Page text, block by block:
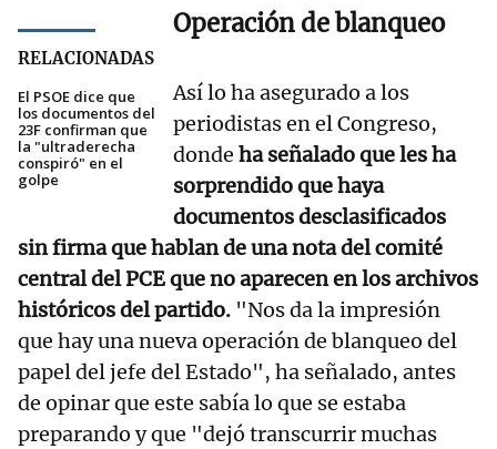
RELACIONADAS
El PSOE dice que
los documentos del
23F confirman que
la "ultraderecha
conspiró" en el
golpe
Operación de blanqueo
Así lo ha asegurado a los
periodistas en el Congreso,
donde ha señalado que les ha
sorprendido que haya
documentos desclasificados
sin firma que hablan de una nota del comité
central del PCE que no aparecen en los archivos
históricos del partido. "Nos da la impresión
que hay una nueva operación de blanqueo del
papel del jefe del Estado", ha señalado, antes
de opinar que este sabía lo que se estaba
preparando y que "dejó transcurrir muchas